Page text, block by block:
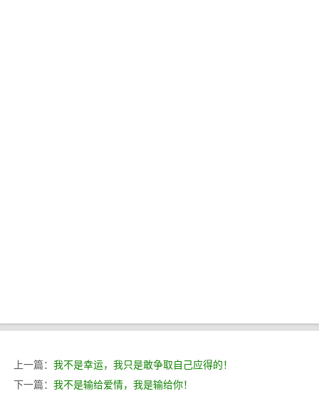
上一篇： 我不是幸运，我只是敢争取自己应得的！
下一篇： 我不是输给爱情，我是输给你！